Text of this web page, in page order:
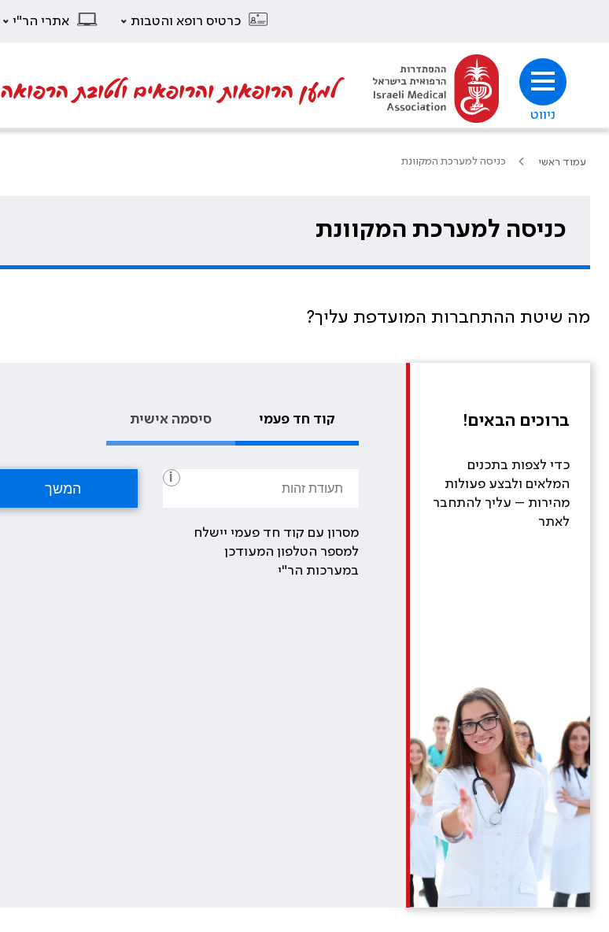
כרטיס רופא והטבות אתרי הר"י
ניווט
למען הרופאות והרופאים ולטובת הרפואה
עמוד ראשי כניסה למערכת המקוונת
כניסה למערכת המקוונת
מה שיטת ההתחברות המועדפת עליך?
ברוכים הבאים!
כדי לצפות בתכנים
המלאים ולבצע פעולות
מהירות – עליך להתחבר
לאתר
קוד חד פעמי סיסמה אישית
i
מסרון עם קוד חד פעמי יישלח
למספר הטלפון המעודכן
במערכות הר"י